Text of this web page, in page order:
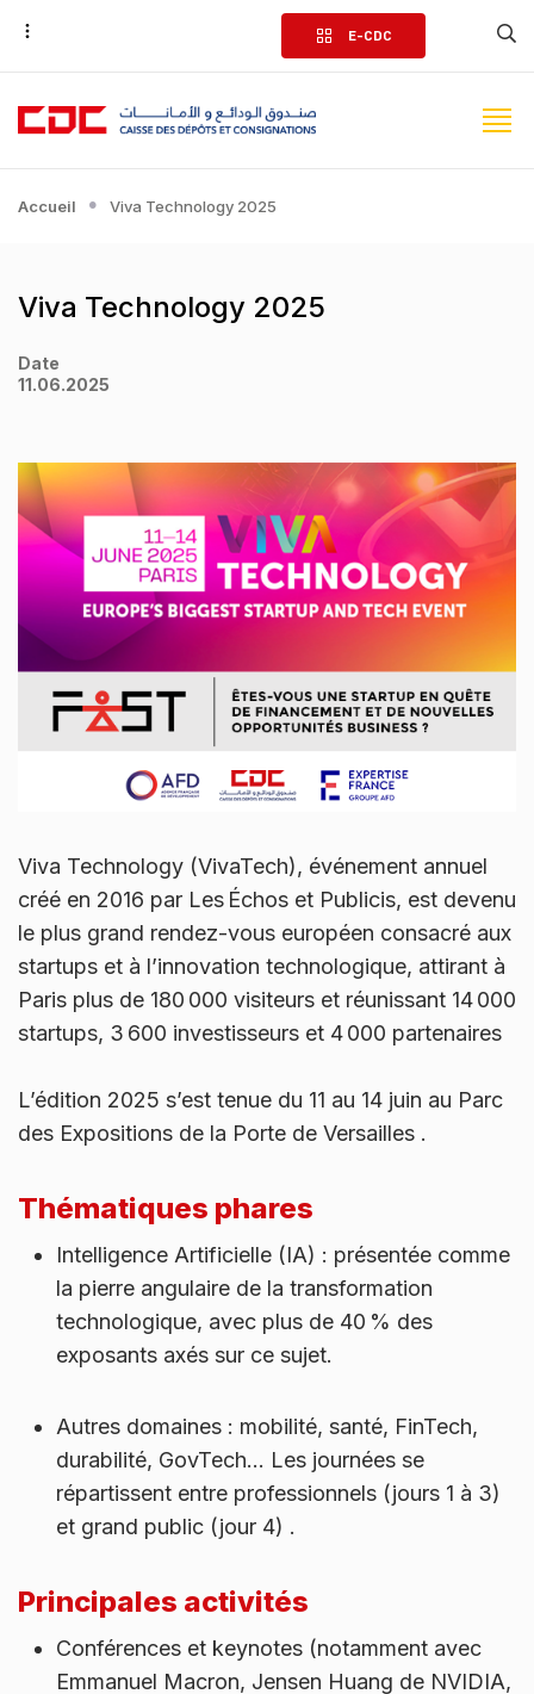
Aller
contenu
principal
E-CDC
Accueil Viva Technology 2025
Viva Technology 2025
Date
11.06.2025
Viva Technology (VivaTech), événement annuel
créé en 2016 par Les Échos et Publicis, est devenu
le plus grand rendez-vous européen consacré aux
startups et à l’innovation technologique, attirant à
Paris plus de 180 000 visiteurs et réunissant 14 000
startups, 3 600 investisseurs et 4 000 partenaires
L’édition 2025 s’est tenue du 11 au 14 juin au Parc
des Expositions de la Porte de Versailles .
Thématiques phares
Intelligence Artificielle (IA) : présentée comme
la pierre angulaire de la transformation
technologique, avec plus de 40 % des
exposants axés sur ce sujet.
Autres domaines : mobilité, santé, FinTech,
durabilité, GovTech… Les journées se
répartissent entre professionnels (jours 1 à 3)
et grand public (jour 4) .
Principales activités
Conférences et keynotes (notamment avec
Emmanuel Macron, Jensen Huang de NVIDIA,